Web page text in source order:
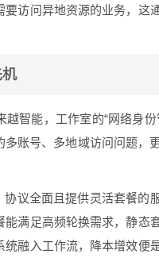
访问异地资源的业务，这
智能，工作室的“网络身
账号、多地域访问问题，
协议全面且提供灵活套餐的
满足高频轮换需求，静态
融入工作流，降本增效便